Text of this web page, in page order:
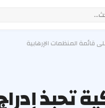
قائمة المنظمات الإرهابية
تحبذ